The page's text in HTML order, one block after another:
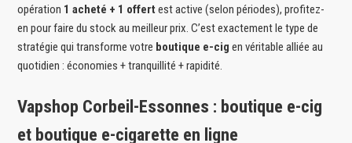
opération 1 acheté + 1 offert est active (selon périodes), profitez-
en pour faire du stock au meilleur prix. C’est exactement le type de
stratégie qui transforme votre boutique e-cig en véritable alliée au
quotidien : économies + tranquillité + rapidité.
Vapshop Corbeil-Essonnes : boutique e-cig
et boutique e-cigarette en ligne